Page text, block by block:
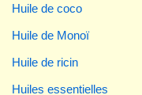
Huile de coco
Huile de Monoï
Huile de ricin
Huiles essentielles